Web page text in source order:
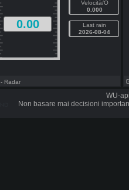
0.00
Velocità/O
0.000
Last rain
2026-08-04
- Radar
WU-
Non basare mai decisioni